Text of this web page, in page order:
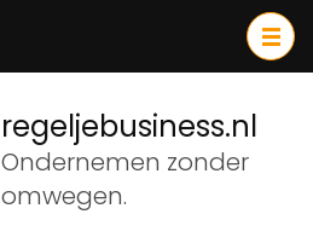
regeljebusiness.nl
Ondernemen zonder
omwegen.